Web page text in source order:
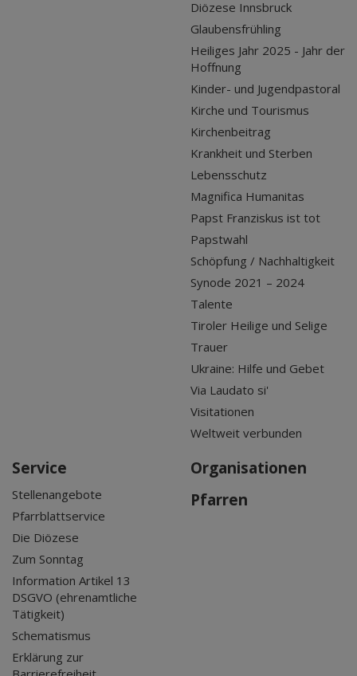
Diözese Innsbruck
Glaubensfrühling
Heiliges Jahr 2025 - Jahr der
Hoffnung
Kinder- und Jugendpastoral
Kirche und Tourismus
Kirchenbeitrag
Krankheit und Sterben
Lebensschutz
Magnifica Humanitas
Papst Franziskus ist tot
Papstwahl
Schöpfung / Nachhaltigkeit
Synode 2021 – 2024
Talente
Tiroler Heilige und Selige
Trauer
Ukraine: Hilfe und Gebet
Via Laudato si'
Visitationen
Weltweit verbunden
Service
Stellenangebote
Pfarrblattservice
Die Diözese
Zum Sonntag
Information Artikel 13
DSGVO (ehrenamtliche
Tätigkeit)
Schematismus
Erklärung zur
Organisationen
Pfarren